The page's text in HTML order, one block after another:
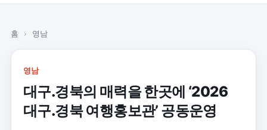
홈 › 영남
영남
대구․경북의 매력을 한곳에 ‘2026
대구․경북 여행홍보관’ 공동운영